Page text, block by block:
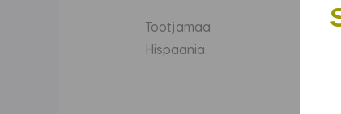
Tootjamaa
Hispaania